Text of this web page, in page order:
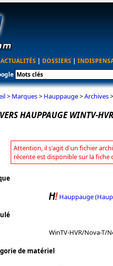
ACTUALITÉS | DOSSIERS |
> Marques> Hauppauge>Archives
HAUPPAUGE WINTV-
Attention, il s'agit d'un fichier
récente est disponible sur la fiche
Hauppauge
WinTV-HVR/Nova-T/
de matériel